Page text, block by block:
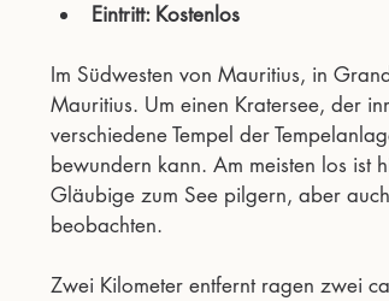
Eintritt: Kostenlos
Im Südwesten von Mauritius, in
Mauritius. Um einen Kratersee, der
verschiedene Tempel der
bewundern kann. Am meisten los ist
Gläubige zum See pilgern, aber
beobachten.
Zwei Kilometer entfernt ragen zwei